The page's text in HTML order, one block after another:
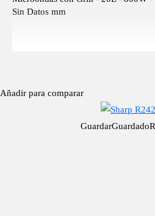
Sin Datos mm
Añadir para comparar
GuardarGuardado